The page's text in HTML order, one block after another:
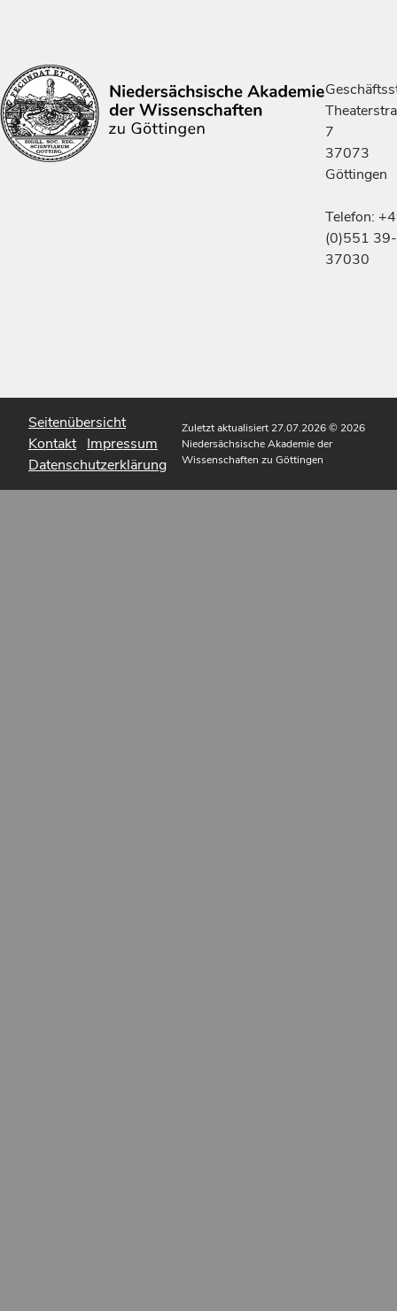
7
37073
Göttingen
Telefon:
(0)551 39-
37030
Seitenübersicht
Kontakt Impressum
Datenschutzerklärung
Zuletzt aktualisiert 27.07.2026© 2026
Niedersächsische Akademie der
Wissenschaften zu Göttingen